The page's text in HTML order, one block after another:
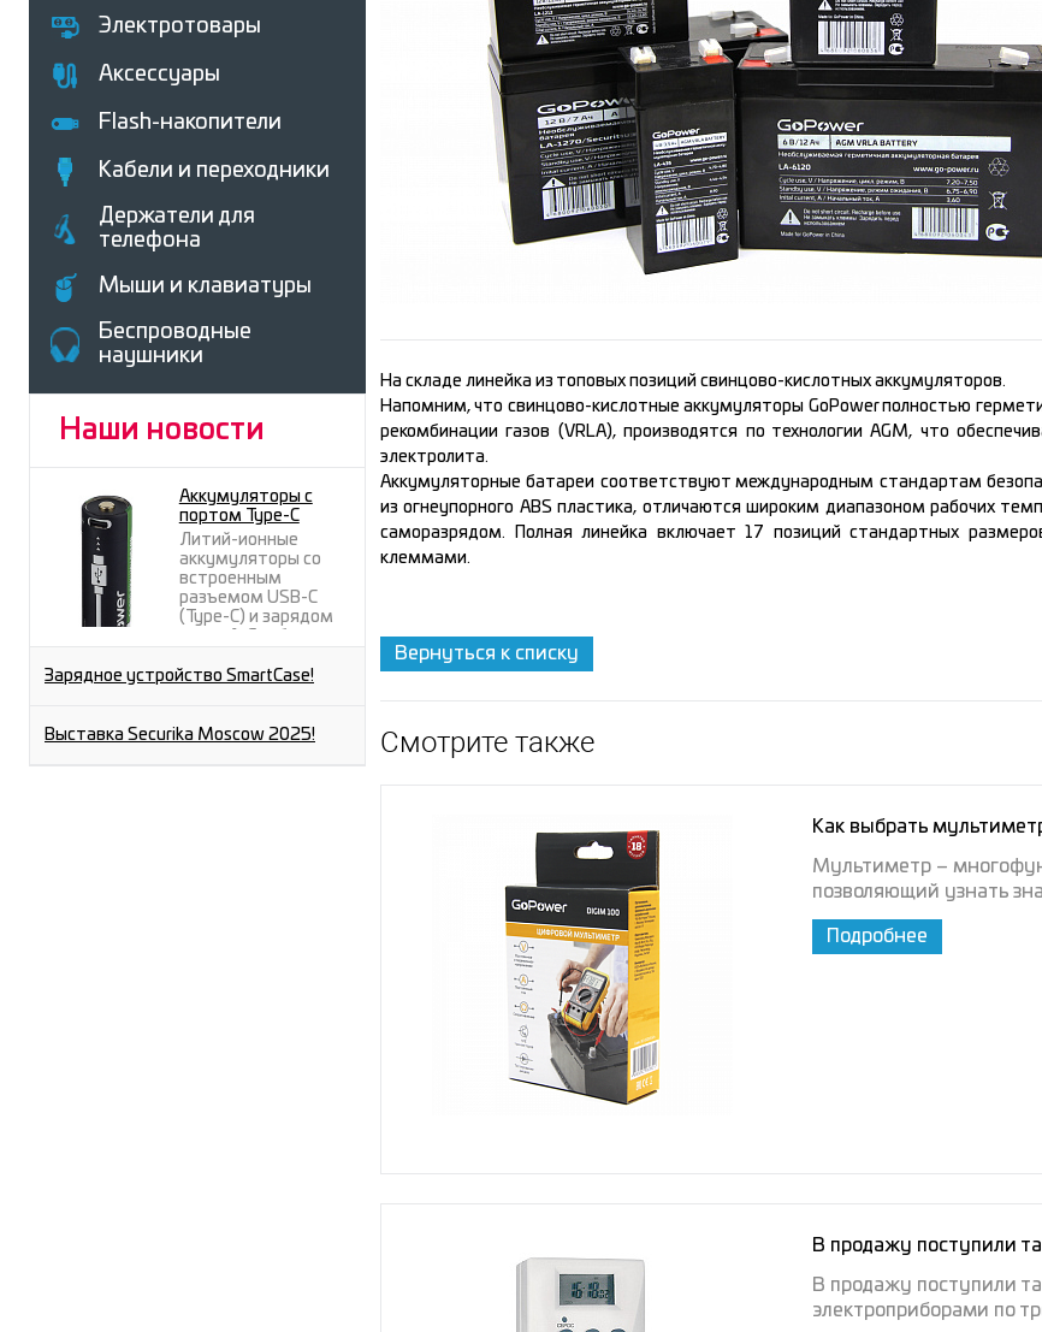
Электротовары
Аксессуары
Flash-накопители
Кабели и переходники
Держатели для
телефона
Мыши и клавиатуры
Беcпроводные
наушники
Наши новости
Аккумуляторы с
портом Type-C
Литий-ионные
аккумуляторы со
встроенным
разъемом USB-C
(Type-C) и зарядом
Зарядное устройство SmartCase!
Выставка Securika Moscow 2025!
На складе линейка из топовых позиций свинцово-кислотных аккумуляторов.
Напомним, что свинцово-кислотные аккумуляторы GoPower полностью
рекомбинации газов (VRLA), производятся по технологии AGM, что
электролита.
Аккумуляторные батареи соответствуют международным стандартам
из огнеупорного ABS пластика, отличаются широким диапазоном рабочих
саморазрядом. Полная линейка включает 17 позиций стандартных
клеммами.
Вернуться к списку
Смотрите также
Как выбрать
Мультиметр –
позволяющий узнать
Подробнее
В продажу поступили
В продажу поступили
электроприборами по